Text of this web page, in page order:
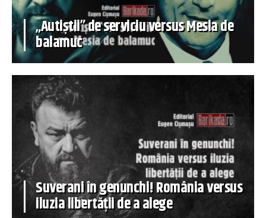
„Autiștii” de serviciu versus Mesia de
balamuc
Suverani în genunchi! România versus
iluzia libertății de a alege